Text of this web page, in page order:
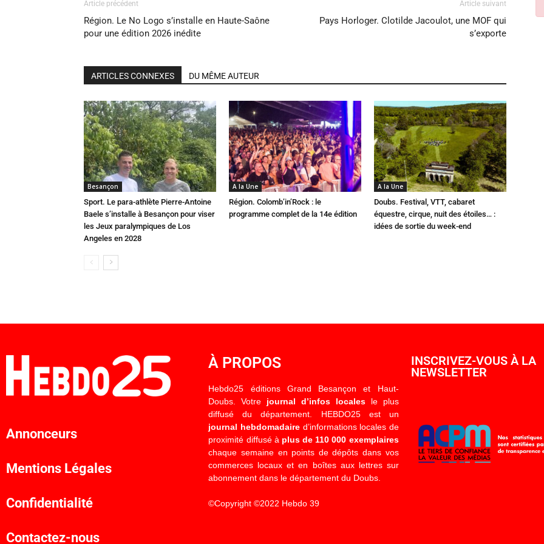
Article précédent
Région. Le No Logo s’installe en Haute-Saône
pour une édition 2026 inédite
Article suivant
Pays Horloger. Clotilde Jacoulot, une MOF qui
s’exporte
ARTICLES CONNEXES DU MÊME AUTEUR
Besançon
Sport. Le para-athlète Pierre-Antoine
Baele s’installe à Besançon pour viser
les Jeux paralympiques de Los
Angeles en 2028
A la Une
Région. Colomb’in’Rock : le
programme complet de la 14e édition
A la Une
Doubs. Festival, VTT, cabaret
équestre, cirque, nuit des étoiles… :
idées de sortie du week-end
Annonceurs
Mentions Légales
Confidentialité
Contactez-nous
À PROPOS
Hebdo25 éditions Grand Besançon et Haut-
Doubs. Votre journal d’infos localesle plus
diffusé du département. HEBDO25 est un
journal hebdomadaired’informations locales de
proximité diffusé à plus de 110 000 exemplaires
chaque semaine en points de dépôts dans vos
commerces locaux et en boîtes aux lettres sur
abonnement dans le département du Doubs.
©Copyright ©2022 Hebdo 39
INSCRIVEZ-VOUS À LA
NEWSLETTER